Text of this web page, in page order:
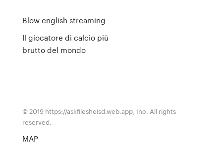
Blow english streaming
Il giocatore di calcio più
brutto del mondo
© 2019 https://askfilesheisd.web.app, Inc. All rights
reserved.
MAP